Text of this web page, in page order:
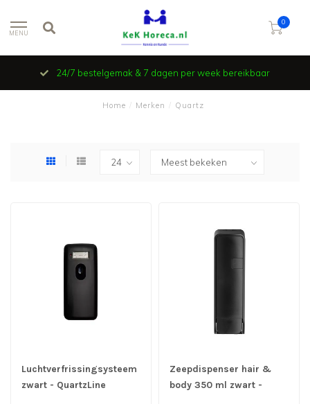
MENU
0
24/7 bestelgemak & 7 dagen per week bereikbaar
Home Merken Quartz
Luchtverfrissingsysteem
zwart - QuartzLine
Zeepdispenser hair &
body 350 ml zwart -